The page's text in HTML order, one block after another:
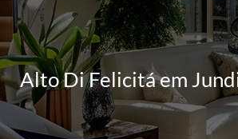
Alto Di Felicitá em